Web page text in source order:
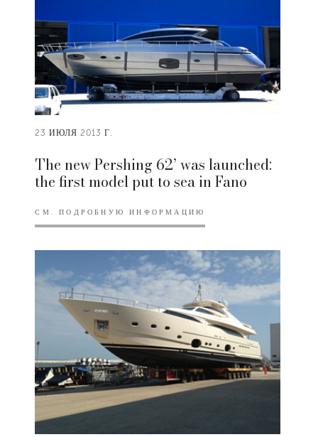
23 ИЮЛЯ 2013 Г.
The new Pershing 62’ was launched:
the first model put to sea in Fano
СМ. ПОДРОБНУЮ ИНФОРМАЦИЮ